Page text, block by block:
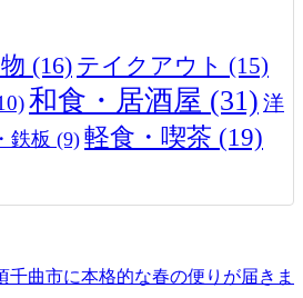
(16) テイクアウト (15)
和食・居酒屋 (31) 洋
鉄板 (9) 軽食・喫茶 (19)
千曲市に本格的な春の便りが届きま